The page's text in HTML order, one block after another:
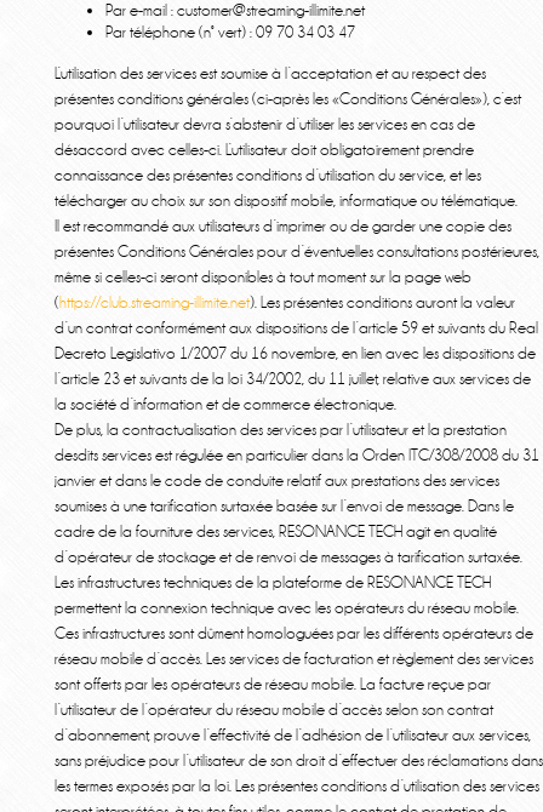
Par e-mail : customer@streaming-illimite.net
Par téléphone (n° vert) : 09 70 34 03 47
L’utilisation des services est soumise à l’acceptation et au respect des
présentes conditions générales (ci-après les «Conditions Générales»), c’est
pourquoi l’utilisateur devra s’abstenir d’utiliser les services en cas de
désaccord avec celles-ci. L’utilisateur doit obligatoirement prendre
connaissance des présentes conditions d’utilisation du service, et les
télécharger au choix sur son dispositif mobile, informatique ou télématique.
Il est recommandé aux utilisateurs d’imprimer ou de garder une copie des
présentes Conditions Générales pour d’éventuelles consultations postérieures,
même si celles-ci seront disponibles à tout moment sur la page web
(https://club.streaming-illimite.net). Les présentes conditions auront la valeur
d’un contrat conformément aux dispositions de l’article 59 et suivants du Real
Decreto Legislativo 1/2007 du 16 novembre, en lien avec les dispositions de
l’article 23 et suivants de la loi 34/2002, du 11 juillet, relative aux services de
la société d’information et de commerce électronique.
De plus, la contractualisation des services par l’utilisateur et la prestation
desdits services est régulée en particulier dans la Orden ITC/308/2008 du 31
janvier et dans le code de conduite relatif aux prestations des services
soumises à une tarification surtaxée basée sur l’envoi de message. Dans le
cadre de la fourniture des services, RESONANCE TECH agit en qualité
d’opérateur de stockage et de renvoi de messages à tarification surtaxée.
Les infrastructures techniques de la plateforme de RESONANCE TECH
permettent la connexion technique avec les opérateurs du réseau mobile.
Ces infrastructures sont dûment homologuées par les différents opérateurs de
réseau mobile d’accès. Les services de facturation et règlement des services
sont offerts par les opérateurs de réseau mobile. La facture reçue par
l’utilisateur de l’opérateur du réseau mobile d’accès selon son contrat
d’abonnement, prouve l’effectivité de l’adhésion de l’utilisateur aux services,
sans préjudice pour l’utilisateur de son droit d’effectuer des réclamations dans
les termes exposés par la loi. Les présentes conditions d’utilisation des services